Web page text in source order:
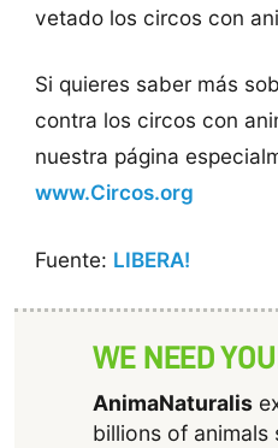
vetado los circos con
Si quieres saber más
contra los circos con
nuestra página
www.Circos.org
Fuente: LIBERA!
WE NEED
AnimaNaturalis
billions of animals